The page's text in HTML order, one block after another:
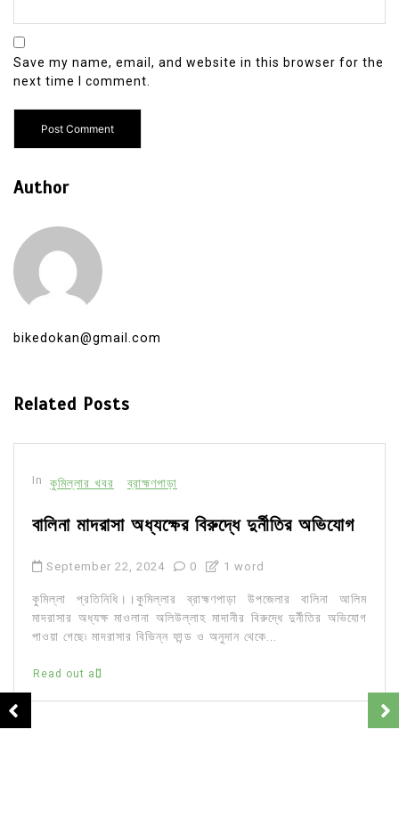
Save my name, email, and website in this browser for the
next time I comment.
Author
bikedokan@gmail.com
Related Posts
In কুমিল্লার খবর ব্রাহ্মণপাড়া
বালিনা মাদরাসা অধ্যক্ষের বিরুদ্ধে দুর্নীতির অভিযোগ
September 22, 2024 0 1 word
কুমিল্লা প্রতিনিধি।।কুমিল্লার ব্রাহ্মণপাড়া উপজেলার বালিনা আলিম
মাদরাসার অধ্যক্ষ মাওলানা অলিউল্লাহ মাদানীর বিরুদ্ধে দুর্নীতির অভিযোগ
পাওয়া গেছে৷ মাদরাসার বিভিন্ন ফান্ড ও অনুদান থেকে...
Read out all